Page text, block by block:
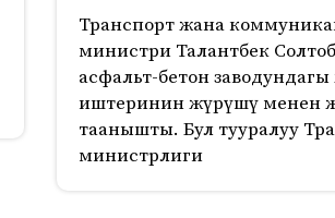
Транспорт жана
министри Талантбек
асфальт-бетон
иштеринин жүрүшү менен
таанышты. Бул тууралуу
министрлиги